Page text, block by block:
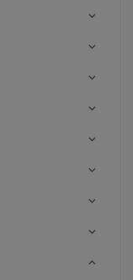
expand_more
expand_more
expand_more
expand_more
expand_more
expand_more
expand_more
expand_more
expand_less